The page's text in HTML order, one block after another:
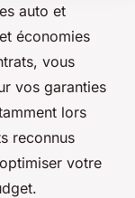
auto et
économies
vous
vos garanties
lors
reconnus
votre